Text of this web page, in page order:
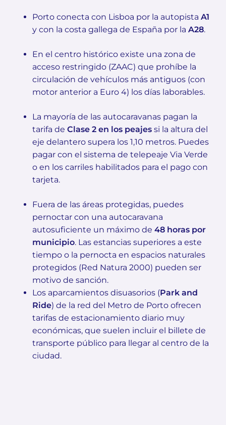
Porto conecta con Lisboa por la autopista A1
y con la costa gallega de España por la A28.
En el centro histórico existe una zona de
acceso restringido (ZAAC) que prohíbe la
circulación de vehículos más antiguos (con
motor anterior a Euro 4) los días laborables.
La mayoría de las autocaravanas pagan la
tarifa de Clase 2 en los peajes si la altura del
eje delantero supera los 1,10 metros. Puedes
pagar con el sistema de telepeaje Via Verde
o en los carriles habilitados para el pago con
tarjeta.
Fuera de las áreas protegidas, puedes
pernoctar con una autocaravana
autosuficiente un máximo de 48 horas por
municipio. Las estancias superiores a este
tiempo o la pernocta en espacios naturales
protegidos (Red Natura 2000) pueden ser
motivo de sanción.
Los aparcamientos disuasorios (Park and
Ride) de la red del Metro de Porto ofrecen
tarifas de estacionamiento diario muy
económicas, que suelen incluir el billete de
transporte público para llegar al centro de la
ciudad.